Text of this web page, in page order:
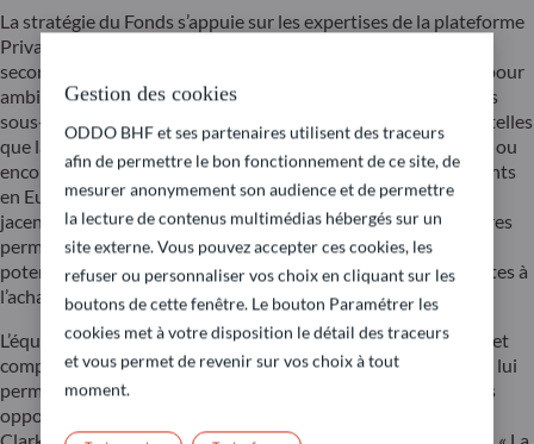
La stratégie du Fonds s’appuie sur les expertises de la plateforme
Private Assets : investissements primaires, transactions
secondaires et opérations de co-investissement. Le Fonds a pour
ambition de construire un portefeuille de fonds et de sociétés
sous-jacentes répartis sur un large éventail de technologies, telles
que la cybersécurité, la santé digitale, l’intelligence artificielle ou
encore la fintech. Il a déjà effectué ses premiers investissements
en Europe, aux Etats-Unis et en Asie dans des sociétés sous-
jacentes. L’expertise de l’équipe en investissements secondaires
permet de capitaliser sur des conditions de marché
potentiellement attractives en bénéficiant de possibles décotes à
l’achat.
L’équipe Private Assets, qui a plus de 20 années d’expérience et
compte plus de 50 personnes, dispose d’un réseau important lui
permettant de sourcer ce qu’elle considère être les meilleures
opportunités d’investissement à travers le monde. Richard
Gestion des cookies
ODDO BHF et ses partenaires utilisent des traceurs
afin de permettre le bon fonctionnement de ce site, de
mesurer anonymement son audience et de permettre
la lecture de contenus multimédias hébergés sur un
site externe. Vous pouvez accepter ces cookies, les
refuser ou personnaliser vos choix en cliquant sur les
boutons de cette fenêtre. Le bouton Paramétrer les
cookies met à votre disposition le détail des traceurs
et vous permet de revenir sur vos choix à tout
moment.